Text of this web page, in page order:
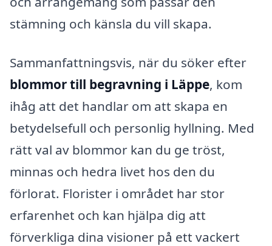
stämning och känsla du vill skapa.
Sammanfattningsvis, när du söker efter
blommor till begravning i Läppe, kom
ihåg att det handlar om att skapa en
betydelsefull och personlig hyllning. Med
rätt val av blommor kan du ge tröst,
minnas och hedra livet hos den du
förlorat. Florister i området har stor
erfarenhet och kan hjälpa dig att
förverkliga dina visioner på ett vackert